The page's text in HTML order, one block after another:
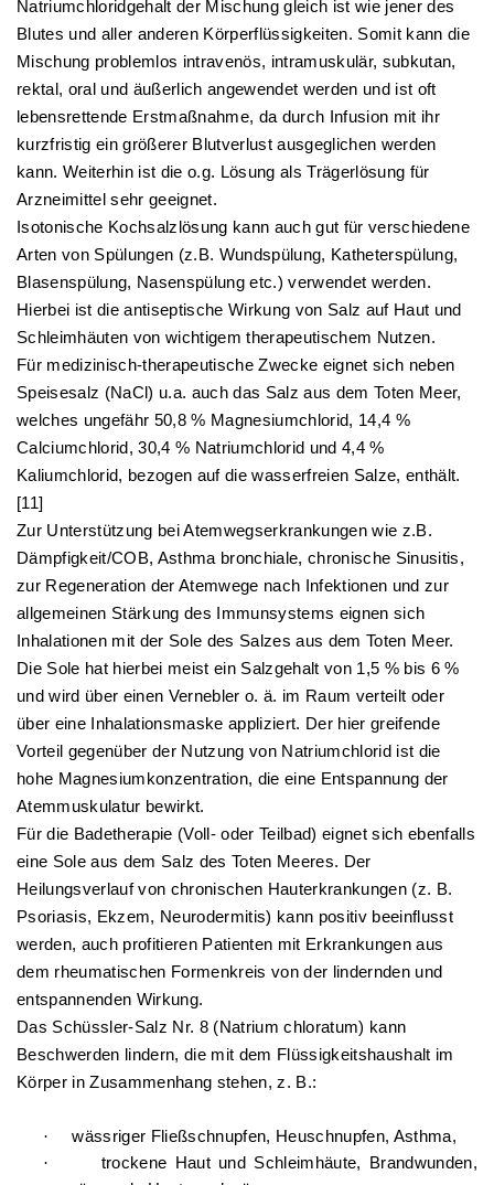
Natriumchloridgehalt der Mischung gleich ist wie jener des
Blutes und aller anderen Körperflüssigkeiten. Somit kann die
Mischung problemlos intravenös, intramuskulär, subkutan,
rektal, oral und äußerlich angewendet werden und ist oft
lebensrettende Erstmaßnahme, da durch Infusion mit ihr
kurzfristig ein größerer Blutverlust ausgeglichen werden
kann. Weiterhin ist die o.g. Lösung als Trägerlösung für
Arzneimittel sehr geeignet.
Isotonische Kochsalzlösung kann auch gut für verschiedene
Arten von Spülungen (z.B. Wundspülung, Katheterspülung,
Blasenspülung, Nasenspülung etc.) verwendet werden.
Hierbei ist die antiseptische Wirkung von Salz auf Haut und
Schleimhäuten von wichtigem therapeutischem Nutzen.
Für medizinisch-therapeutische Zwecke eignet sich neben
Speisesalz (NaCl) u.a. auch das Salz aus dem Toten Meer,
welches ungefähr 50,8 % Magnesiumchlorid, 14,4 %
Calciumchlorid, 30,4 % Natriumchlorid und 4,4 %
Kaliumchlorid, bezogen auf die wasserfreien Salze, enthält.
[11]
Zur Unterstützung bei Atemwegserkrankungen wie z.B.
Dämpfigkeit/COB, Asthma bronchiale, chronische Sinusitis,
zur Regeneration der Atemwege nach Infektionen und zur
allgemeinen Stärkung des Immunsystems eignen sich
Inhalationen mit der Sole des Salzes aus dem Toten Meer.
Die Sole hat hierbei meist ein Salzgehalt von 1,5 % bis 6 %
und wird über einen Vernebler o. ä. im Raum verteilt oder
über eine Inhalationsmaske appliziert. Der hier greifende
Vorteil gegenüber der Nutzung von Natriumchlorid ist die
hohe Magnesiumkonzentration, die eine Entspannung der
Atemmuskulatur bewirkt.
Für die Badetherapie (Voll- oder Teilbad) eignet sich ebenfalls
eine Sole aus dem Salz des Toten Meeres. Der
Heilungsverlauf von chronischen Hauterkrankungen (z. B.
Psoriasis, Ekzem, Neurodermitis) kann positiv beeinflusst
werden, auch profitieren Patienten mit Erkrankungen aus
dem rheumatischen Formenkreis von der lindernden und
entspannenden Wirkung.
Das Schüssler-Salz Nr. 8 (Natrium chloratum) kann
Beschwerden lindern, die mit dem Flüssigkeitshaushalt im
Körper in Zusammenhang stehen, z. B.:
·
wässriger Fließschnupfen, Heuschnupfen, Asthma,
·
trockene Haut und Schleimhäute, Brandwunden,